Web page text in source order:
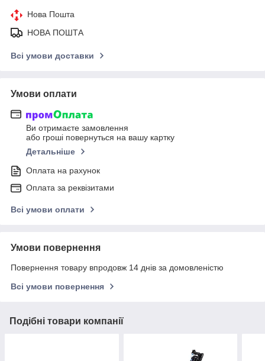
Нова Пошта
НОВА ПОШТА
Всі умови доставки
Умови оплати
Ви отримаєте замовлення
або гроші повернуться на вашу картку
Детальніше
Оплата на рахунок
Оплата за реквізитами
Всі умови оплати
Умови повернення
Повернення товару впродовж 14 днів за домовленістю
Всі умови повернення
Подібні товари компанії